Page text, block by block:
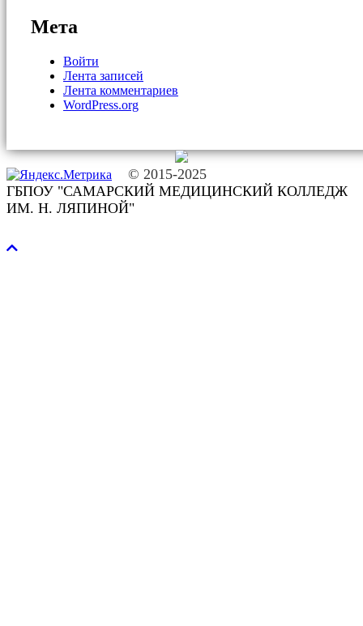
Мета
Войти
Лента записей
Лента комментариев
WordPress.org
© 2015-2025
ГБПОУ "САМАРСКИЙ МЕДИЦИНСКИЙ КОЛЛЕДЖ
ИМ. Н. ЛЯПИНОЙ"